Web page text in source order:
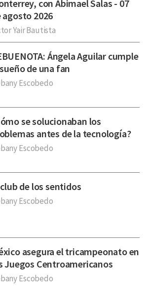
con Abimael Salas - 07
agosto 2026
Yair Bautista
Ángela Aguilar cumple
de una fan
Escobedo
se solucionaban los
antes de la tecnología?
Escobedo
de los sentidos
Escobedo
asegura el tricampeonato en
Juegos Centroamericanos
Escobedo